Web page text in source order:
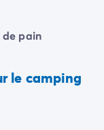
pain
le camping